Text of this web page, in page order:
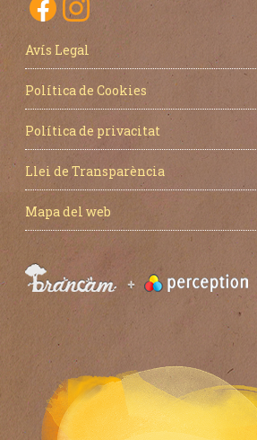
Avís Legal
Política de Cookies
Política de privacitat
Llei de Transparència
Mapa del web